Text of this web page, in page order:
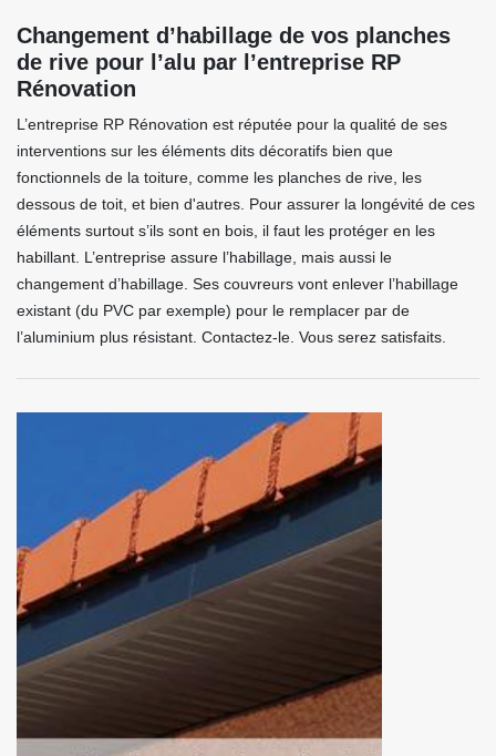
Changement d’habillage de vos planches
de rive pour l’alu par l’entreprise RP
Rénovation
L’entreprise RP Rénovation est réputée pour la qualité de ses
interventions sur les éléments dits décoratifs bien que
fonctionnels de la toiture, comme les planches de rive, les
dessous de toit, et bien d'autres. Pour assurer la longévité de ces
éléments surtout s’ils sont en bois, il faut les protéger en les
habillant. L’entreprise assure l’habillage, mais aussi le
changement d’habillage. Ses couvreurs vont enlever l’habillage
existant (du PVC par exemple) pour le remplacer par de
l’aluminium plus résistant. Contactez-le. Vous serez satisfaits.